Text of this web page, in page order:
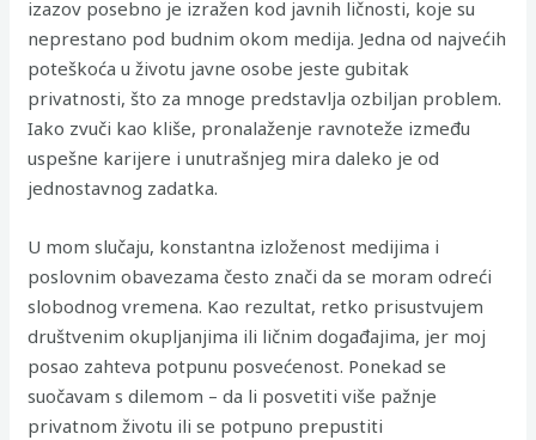
izazov posebno je izražen kod javnih ličnosti, koje su
neprestano pod budnim okom medija. Jedna od najvećih
poteškoća u životu javne osobe jeste gubitak
privatnosti, što za mnoge predstavlja ozbiljan problem.
Iako zvuči kao kliše, pronalaženje ravnoteže između
uspešne karijere i unutrašnjeg mira daleko je od
jednostavnog zadatka.
U mom slučaju, konstantna izloženost medijima i
poslovnim obavezama često znači da se moram odreći
slobodnog vremena. Kao rezultat, retko prisustvujem
društvenim okupljanjima ili ličnim događajima, jer moj
posao zahteva potpunu posvećenost. Ponekad se
suočavam s dilemom – da li posvetiti više pažnje
privatnom životu ili se potpuno prepustiti